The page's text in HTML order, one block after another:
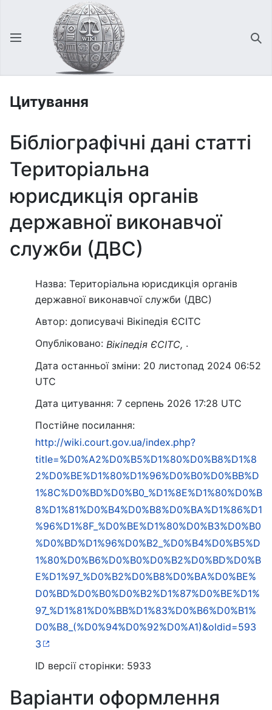
Відкрити головне меню
Цитування
Бібліографічні дані статті
Територіальна
юрисдикція органів
державної виконавчої
служби (ДВС)
Назва: Територіальна юрисдикція органів
державної виконавчої служби (ДВС)
Автор: дописувачі Вікіпедія ЄСІТС
Опубліковано: Вікіпедія ЄСІТС, .
Дата останньої зміни: 20 листопад 2024 06:52
UTC
Дата цитування: 7 серпень 2026 17:28 UTC
Постійне посилання:
http://wiki.court.gov.ua/index.php?
title=%D0%A2%D0%B5%D1%80%D0%B8%D1%8
2%D0%BE%D1%80%D1%96%D0%B0%D0%BB%D
1%8C%D0%BD%D0%B0_%D1%8E%D1%80%D0%B
8%D1%81%D0%B4%D0%B8%D0%BA%D1%86%D1
%96%D1%8F_%D0%BE%D1%80%D0%B3%D0%B0
%D0%BD%D1%96%D0%B2_%D0%B4%D0%B5%D
1%80%D0%B6%D0%B0%D0%B2%D0%BD%D0%B
E%D1%97_%D0%B2%D0%B8%D0%BA%D0%BE%
D0%BD%D0%B0%D0%B2%D1%87%D0%BE%D1%
97_%D1%81%D0%BB%D1%83%D0%B6%D0%B1%
D0%B8_(%D0%94%D0%92%D0%A1)&oldid=593
3
ID версії сторінки: 5933
Варіанти оформлення